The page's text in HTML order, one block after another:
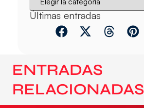
Últimas entradas
ENTRADAS
RELACIONADAS